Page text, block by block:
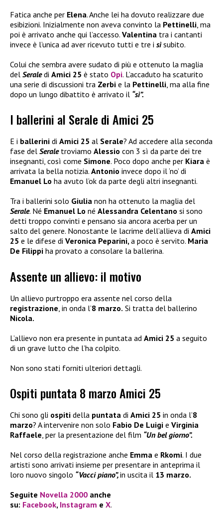
Fatica anche per Elena. Anche lei ha dovuto realizzare due
esibizioni. Inizialmente non aveva convinto la Pettinelli , ma
poi è arrivato anche qui l’accesso. Valentina tra i cantanti
invece è l’unica ad aver ricevuto tutti e tre i sìsubito.
Colui che sembra avere sudato di più e ottenuto la maglia
del Seraledi Amici 25 è stato Opi. L’accaduto ha scaturito
una serie di discussioni tra Zerbi e la Pettinelli , ma alla fine
dopo un lungo dibattito è arrivato il “sì”.
I ballerini al Serale di Amici 25
E i ballerini di Amici 25 al Serale? Ad accedere alla seconda
fase del Seraletroviamo Alessio con 3 sì da parte dei tre
insegnanti, così come Simone. Poco dopo anche per Kiara è
arrivata la bella notizia. Antonio invece dopo il ‘no’ di
Emanuel Lo ha avuto l’ok da parte degli altri insegnanti.
Tra i ballerini solo Giulia non ha ottenuto la maglia del
Serale. Né Emanuel Lo né Alessandra Celentano si sono
detti troppo convinti e pensano sia ancora acerba per un
salto del genere. Nonostante le lacrime dell’allieva di Amici
25 e le difese di Veronica Peparini,a poco è servito. Maria
De Filippi ha provato a consolare la ballerina.
Assente un allievo: il motivo
Un allievo purtroppo era assente nel corso della
registrazione , in onda l’8 marzo. Si tratta del ballerino
Nicola.
L’allievo non era presente in puntata ad Amici 25 a seguito
di un grave lutto che l’ha colpito.
Non sono stati forniti ulteriori dettagli.
Ospiti puntata 8 marzo Amici 25
Chi sono gli ospiti della puntata di Amici 25 in onda l’8
marzo? A intervenire non solo Fabio De Luigi e Virginia
Raffaele , per la presentazione del film “Un bel giorno”.
Nel corso della registrazione anche Emma e Rkomi. I due
artisti sono arrivati insieme per presentare in anteprima il
loro nuovo singolo “Vacci piano”,in uscita il 13 marzo.
Seguite Novella 2000 anche
su: Facebook, Instagram e X.